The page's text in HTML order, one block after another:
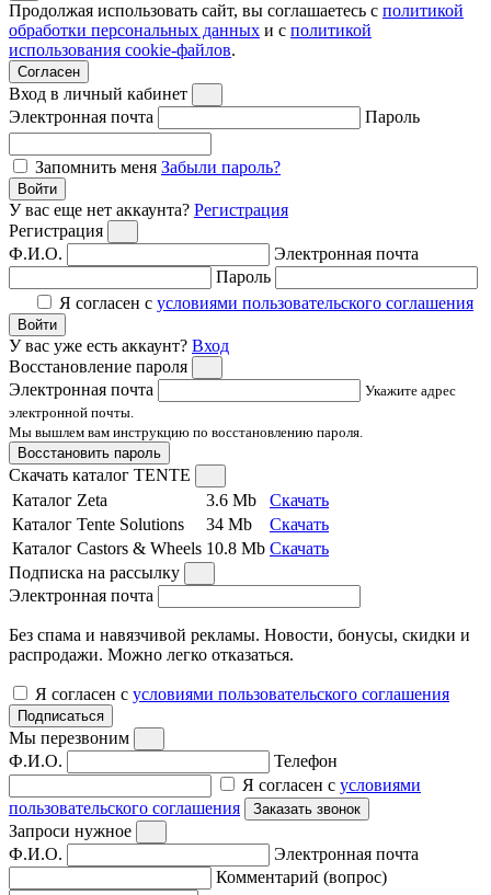
Продолжая использовать сайт, вы соглашаетесь с политикой
обработки персональных данных и с политикой
использования cookie-файлов.
Согласен
Вход в личный кабинет
Электронная почта
Пароль
Запомнить меня Забыли пароль?
Войти
У вас еще нет аккаунта? Регистрация
Регистрация
Ф.И.О.
Электронная почта
Пароль
Я согласен с условиями пользовательского соглашения
Войти
У вас уже есть аккаунт? Вход
Восстановление пароля
Электронная почта
Укажите адрес
электронной почты.
Мы вышлем вам инструкцию по восстановлению пароля.
Восстановить пароль
Скачать каталог TENTE
Каталог Zeta
3.6 Mb
Скачать
Каталог Tente Solutions
34 Mb
Скачать
Каталог Castors & Wheels 10.8 Mb Скачать
Подписка на рассылку
Электронная почта
Без спама и навязчивой рекламы. Новости, бонусы, скидки и
распродажи. Можно легко отказаться.
Я согласен с условиями пользовательского соглашения
Подписаться
Мы перезвоним
Ф.И.О.
Телефон
Я согласен с условиями
пользовательского соглашения
Заказать звонок
Запроси нужное
Ф.И.О.
Электронная почта
Комментарий (вопрос)